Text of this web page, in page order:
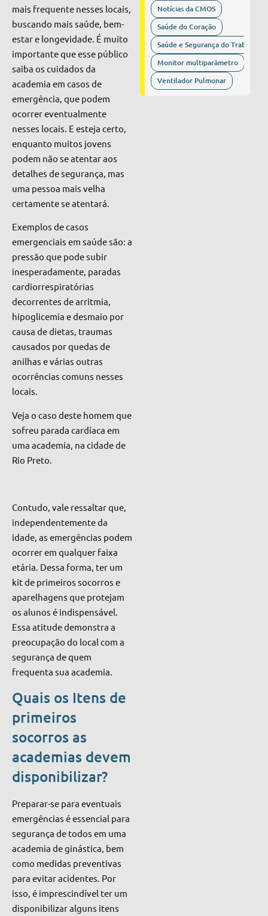
mais frequente nesses locais,
buscando mais saúde, bem-
estar e longevidade. É muito
importante que esse público
saiba os cuidados da
academia em casos de
emergência, que podem
ocorrer eventualmente
nesses locais. E esteja certo,
enquanto muitos jovens
podem não se atentar aos
detalhes de segurança, mas
uma pessoa mais velha
certamente se atentará.
Exemplos de casos
emergenciais em saúde são: a
pressão que pode subir
inesperadamente, paradas
cardiorrespiratórias
decorrentes de arritmia,
hipoglicemia e desmaio por
causa de dietas, traumas
causados por quedas de
anilhas e várias outras
ocorrências comuns nesses
locais.
Veja o caso deste homem que
sofreu parada cardíaca em
uma academia, na cidade de
Rio Preto.
Contudo, vale ressaltar que,
independentemente da
idade, as emergências podem
ocorrer em qualquer faixa
etária. Dessa forma, ter um
kit de primeiros socorros e
aparelhagens que protejam
os alunos é indispensável.
Essa atitude demonstra a
preocupação do local com a
segurança de quem
frequenta sua academia.
Quais os Itens de
primeiros
socorros as
academias devem
disponibilizar?
Preparar-se para eventuais
emergências é essencial para
segurança de todos em uma
academia de ginástica, bem
como medidas preventivas
para evitar acidentes. Por
isso, é imprescindível ter um
disponibilizar alguns itens
Notícias da CMOS
Saúde do Coração
Saúde e Segurança do Trabalho
Monitor multiparâmetro
Ventilador Pulmonar